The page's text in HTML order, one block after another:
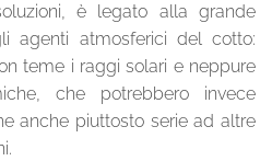
è legato alla grande
agenti atmosferici del cotto:
teme i raggi solari e neppure
che potrebbero invece
anche piuttosto serie ad altre